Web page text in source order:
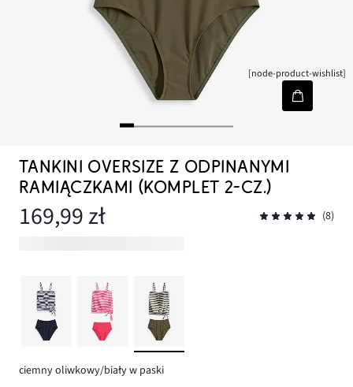
[node-product-wishlist]
TANKINI OVERSIZE Z ODPINANYMI
RAMIĄCZKAMI (KOMPLET 2-CZ.)
169,99 zł (8)
ciemny oliwkowy/biały w paski